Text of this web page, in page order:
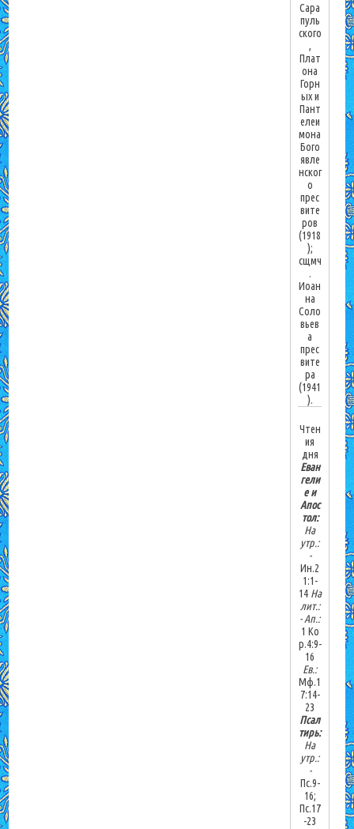
Сара
пуль
ского
,
Плат
она
Горн
ых и
Пант
елеи
мона
Бого
явле
нског
о
прес
вите
ров
(1918
);
сщмч
.
Иоан
на
Соло
вьев
а
прес
вите
ра
(1941
).
Чтен
ия
дня
Еван
гели
е и
Апос
тол:
На
утр.:
-
Ин.2
1:1-
14На
лит.:
-Ап.:
1 Ко
р.4:9-
16
Ев.:
Мф.1
7:14-
23
Псал
тирь:
На
утр.:
-
Пс.9-
16;
Пс.17
-23